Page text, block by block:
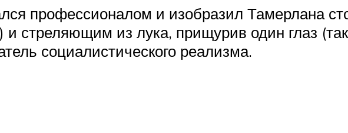
профессионалом и изобразил Тамерлана
и стреляющим из лука, прищурив один глаз
социалистического реализма.